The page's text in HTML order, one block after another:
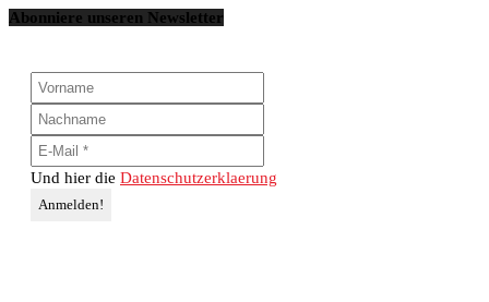
Abonniere unseren Newsletter
Und hier die Datenschutzerklaerung